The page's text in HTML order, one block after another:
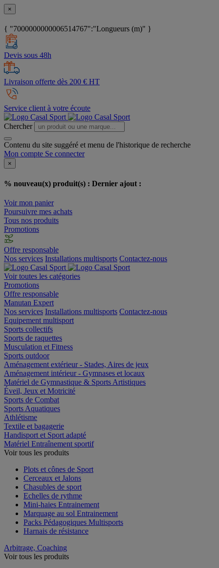
×
{ "7000000000006514767":"Longueurs (m)" }
Devis sous 48h
Livraison offerte dès 200 € HT
Service client à votre écoute
Chercher
Contenu du site suggéré et menu de l'historique de recherche
Mon compte Se connecter
×
% nouveau(x) produit(s) : Dernier ajout :
Voir mon panier
Poursuivre mes achats
Tous nos produits
Promotions
Offre responsable
Nos services Installations multisports Contactez-nous
Voir toutes les catégories
Promotions
Offre responsable
Manutan Expert
Nos services Installations multisports Contactez-nous
Equipement multisport
Sports collectifs
Sports de raquettes
Musculation et Fitness
Sports outdoor
Aménagement extérieur - Stades, Aires de jeux
Aménagement intérieur - Gymnases et locaux
Matériel de Gymnastique & Sports Artistiques
Éveil, Jeux et Motricité
Sports de Combat
Sports Aquatiques
Athlétisme
Textile et bagagerie
Handisport et Sport adapté
Matériel Entraînement sportif
Voir tous les produits
Plots et cônes de Sport
Cerceaux et Jalons
Chasubles de sport
Echelles de rythme
Mini-haies Entrainement
Marquage au sol Entrainement
Packs Pédagogiques Multisports
Harnais de résistance
Arbitrage, Coaching
Voir tous les produits